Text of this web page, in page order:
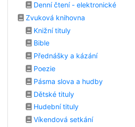
Denní čtení - elektronické
Zvuková knihovna
Knižní tituly
Bible
Přednášky a kázání
Poezie
Pásma slova a hudby
Dětské tituly
Hudební tituly
Víkendová setkání